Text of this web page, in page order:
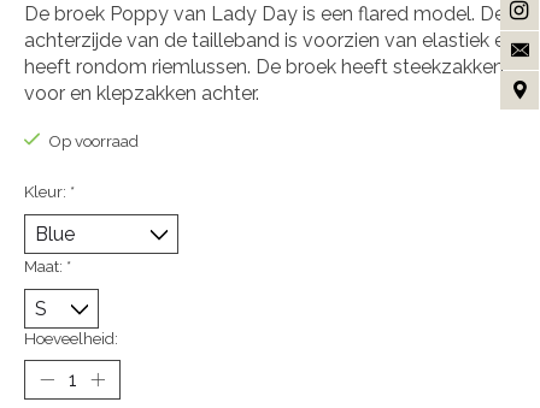
De broek Poppy van Lady Day is een flared model. De
achterzijde van de tailleband is voorzien van elastiek en
heeft rondom riemlussen. De broek heeft steekzakken
voor en klepzakken achter.
Op voorraad
Kleur: *
Maat: *
Hoeveelheid: